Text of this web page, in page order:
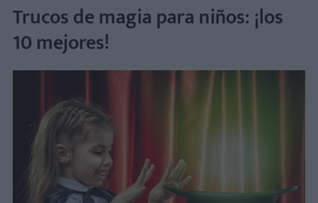
Trucos de magia para niños: ¡los
10 mejores!